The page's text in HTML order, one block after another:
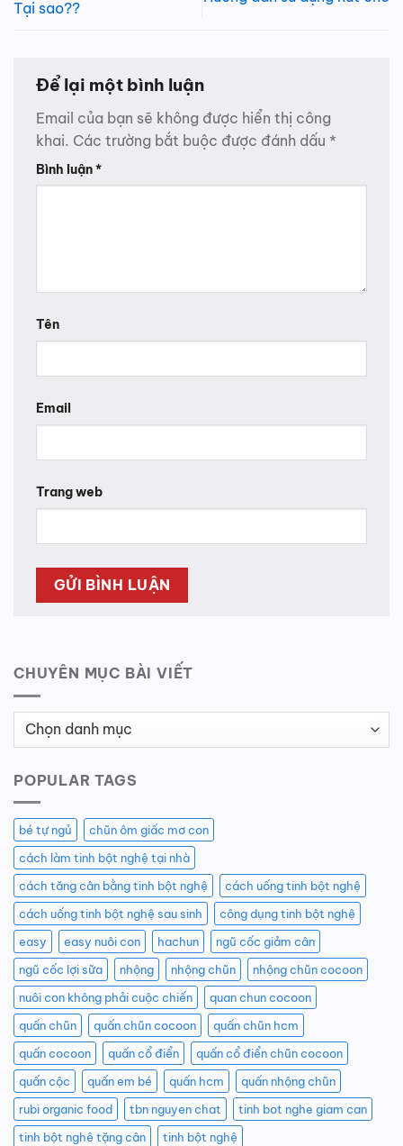
Tại sao??
Để lại một bình luận
Email của bạn sẽ không được hiển thị công
khai. Các trường bắt buộc được đánh dấu *
Bình luận*
Tên
Email
Trang web
CHUYÊN MỤC BÀI VIẾT
Chuyên
Viết
POPULAR TAGS
bé tự ngủ
chũn ôm giấc mơ con
cách làm tinh bột nghệ tại nhà
cách tăng cân bằng tinh bột nghệ
cách uống tinh bột nghệ
cách uống tinh bột nghệ sau sinh
công dụng tinh bột nghệ
easy
easy nuôi con hachun
ngũ cốc giảm cân
ngũ cốc lợi sữa
nhộng nhộng chũn
nhộng chũn cocoon
nuôi con không phải cuộc chiến
quan chun cocoon
quấn chũn
quấn chũn cocoon
quấn chũn hcm
quấn cocoon
quấn cổ điển
quấn cổ điển chũn cocoon
quấn cộc
quấn em bé quấn hcm
quấn nhộng chũn
rubi organic food
tbn nguyen chat
tinh bot nghe giam can
tinh bột nghê tặng cân
tinh bột nghệ